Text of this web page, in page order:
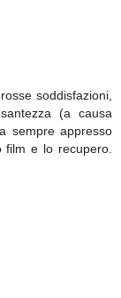
soddisfazioni,
(a causa
sempre appresso
film e lo recupero.